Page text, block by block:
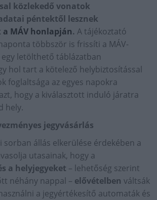
közlekedő vonatok
péntektől lesznek
a MÁV honlapján. A tájékoztató
többször is frissíti a MÁV-
egy letölthető táblázatban
hol tart a kötelező helybiztosítással
foglaltsága az egyes napokra
hogy a kiválasztott induló járatra
hely.
jegyvásárlás
sorban állás elkerülése érdekében a
utasainak, hogy a
a helyjegyeket – lehetőség szerint
néhány nappal – elővételben váltsák
a jegyértékesítő automaták és